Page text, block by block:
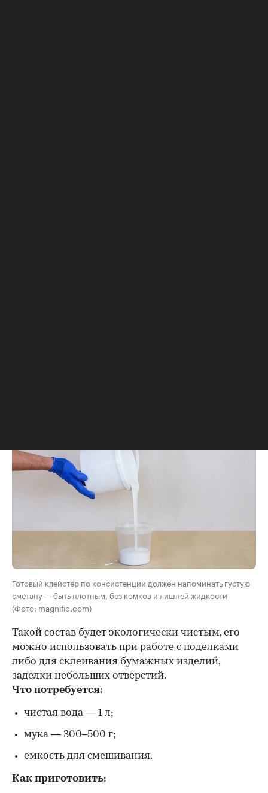
Готовый клейстер по консистенции должен напоминать густую
сметану — быть плотным, без комков и лишней жидкости
(Фото: magnific.com)
Такой состав будет экологически чистым, его
можно использовать при работе с поделками
либо для склеивания бумажных изделий,
заделки небольших отверстий.
Что потребуется:
чистая вода — 1 л;
мука — 300–500 г;
емкость для смешивания.
Как приготовить: